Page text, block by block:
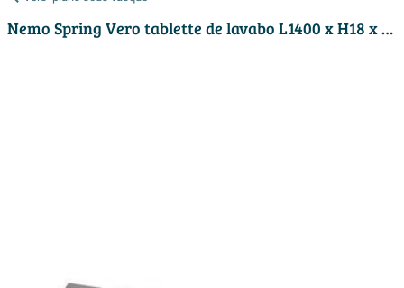
Nemo Spring Vero tablette de lavabo L1400 x H18 x P500 mm couleur raw concrete aspect béton